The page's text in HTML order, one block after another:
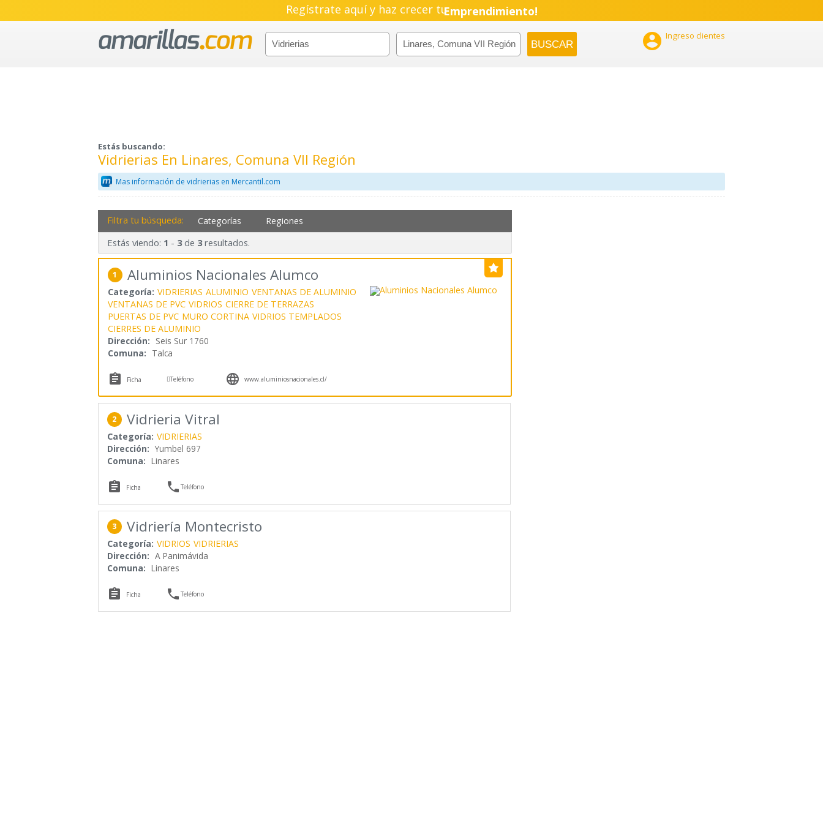
Regístrate aquí y haz crecer tuEmprendimiento!
 Ingreso clientes
Estás buscando:
Vidrierias En Linares, Comuna VII Región
Mas información de vidrierias en Mercantil.com
Filtra tu búsqueda: Categorías Regiones
Estás viendo: 1 - 3de 3resultados.
1 Aluminios Nacionales Alumco
Categoría: VIDRIERIAS ALUMINIO VENTANAS DE ALUMINIO
VENTANAS DE PVC VIDRIOS CIERRE DE TERRAZAS
PUERTAS DE PVC MURO CORTINA VIDRIOS TEMPLADOS
CIERRES DE ALUMINIO
Dirección: Seis Sur 1760
Comuna: Talca
 Ficha Teléfono  www.aluminiosnacionales.cl/
2 Vidrieria Vitral
Categoría: VIDRIERIAS
Dirección: Yumbel 697
Comuna: Linares
 Ficha Teléfono
3 Vidriería Montecristo
Categoría: VIDRIOS VIDRIERIAS
Dirección: A Panimávida
Comuna: Linares
 Ficha Teléfono